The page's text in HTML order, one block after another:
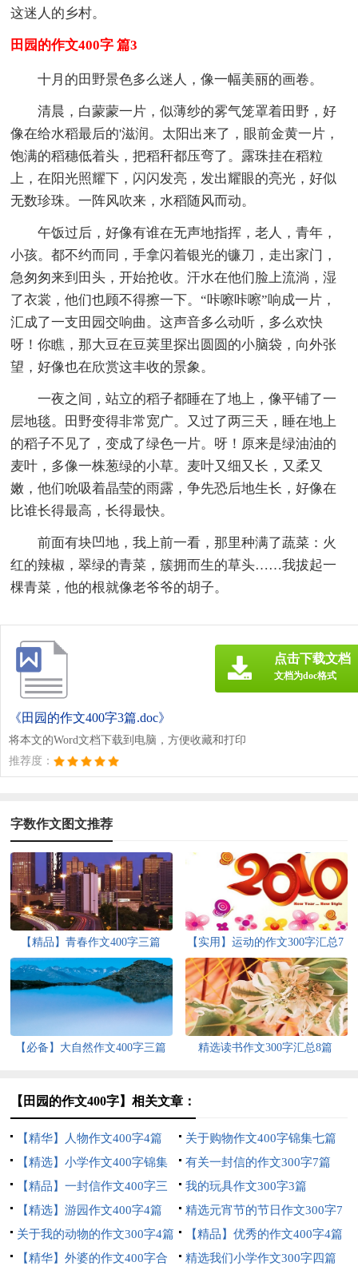
这迷人的乡村。
田园的作文400字 篇3
十月的田野景色多么迷人，像一幅美丽的画卷。
清晨，白蒙蒙一片，似薄纱的雾气笼罩着田野，好
像在给水稻最后的'滋润。太阳出来了，眼前金黄一片，
饱满的稻穗低着头，把稻秆都压弯了。露珠挂在稻粒
上，在阳光照耀下，闪闪发亮，发出耀眼的亮光，好似
无数珍珠。一阵风吹来，水稻随风而动。
午饭过后，好像有谁在无声地指挥，老人，青年，
小孩。都不约而同，手拿闪着银光的镰刀，走出家门，
急匆匆来到田头，开始抢收。汗水在他们脸上流淌，湿
了衣裳，他们也顾不得擦一下。“咔嚓咔嚓”响成一片，
汇成了一支田园交响曲。这声音多么动听，多么欢快
呀！你瞧，那大豆在豆荚里探出圆圆的小脑袋，向外张
望，好像也在欣赏这丰收的景象。
一夜之间，站立的稻子都睡在了地上，像平铺了一
层地毯。田野变得非常宽广。又过了两三天，睡在地上
的稻子不见了，变成了绿色一片。呀！原来是绿油油的
麦叶，多像一株葱绿的小草。麦叶又细又长，又柔又
嫩，他们吮吸着晶莹的雨露，争先恐后地生长，好像在
比谁长得最高，长得最快。
前面有块凹地，我上前一看，那里种满了蔬菜：火
红的辣椒，翠绿的青菜，簇拥而生的草头……我拔起一
棵青菜，他的根就像老爷爷的胡子。
《田园的作文400字3篇.doc》
将本文的Word文档下载到电脑，方便收藏和打印
推荐度：
点击下载文档
文档为doc格式
字数作文图文推荐
【精品】青春作文400字三篇
【实用】运动的作文300字汇总7
篇
【必备】大自然作文400字三篇 精选读书作文300字汇总8篇
【田园的作文400字】相关文章：
【精华】人物作文400字4篇
关于购物作文400字锦集七篇
【精选】小学作文400字锦集
10篇
有关一封信的作文300字7篇
【精品】一封信作文400字三
篇
我的玩具作文300字3篇
【精选】游园作文400字4篇
精选元宵节的节日作文300字7
篇
关于我的动物的作文300字4篇
【精品】优秀的作文400字4篇
【精华】外婆的作文400字合
精选我们小学作文300字四篇